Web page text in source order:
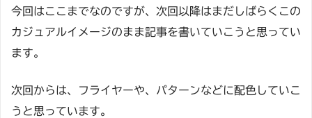
今回はここまでなのですが、次回以降はまだしばらくこの
カジュアルイメージのまま記事を書いていこうと思ってい
ます。
次回からは、フライヤーや、パターンなどに配色していこ
うと思っています。